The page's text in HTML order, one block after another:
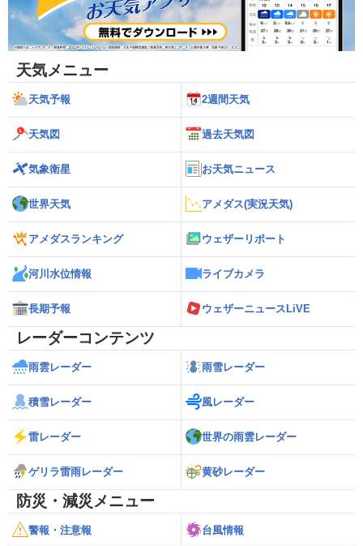
天気メニュー
天気予報 2週間天気
天気図 過去天気図
気象衛星 お天気ニュース
世界天気 アメダス(実況天気)
アメダスランキング ウェザーリポート
河川水位情報 ライブカメラ
長期予報 ウェザーニュースLiVE
レーダーコンテンツ
雨雲レーダー 雨雪レーダー
積雪レーダー 風レーダー
雷レーダー 世界の雨雲レーダー
ゲリラ雷雨レーダー 黄砂レーダー
防災・減災メニュー
警報・注意報 台風情報